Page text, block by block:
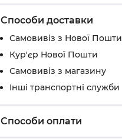
Способи доставки
Самовивіз з Нової Пошти
Кур'єр Нової Пошти
Самовивіз з магазину
Інші транспортні служби
Способи оплати